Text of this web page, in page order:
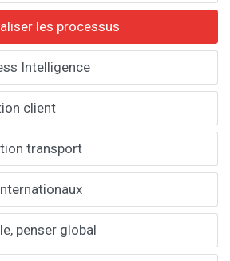
les processus
Intelligence
client
transport
penser global